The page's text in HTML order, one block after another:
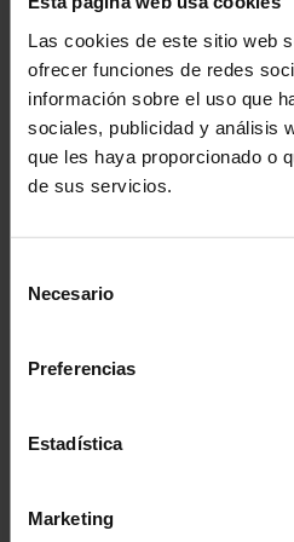
Las cookies de este sitio web
ofrecer funciones de redes
información sobre el uso que
sociales, publicidad y análisis
que les haya proporcionado o
de sus servicios.
Necesario
Preferencias
Estadística
Marketing
Ondas de
qué son, para
Se han convertido en uno de
dentro de la fisioterapia
Saber